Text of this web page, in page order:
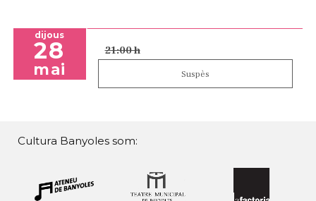
dijous
28
mai
21:00 h
Suspès
Cultura Banyoles som: